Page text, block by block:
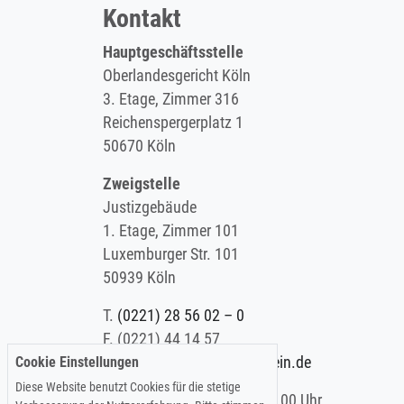
Kontakt
Hauptgeschäftsstelle
Oberlandesgericht Köln
3. Etage, Zimmer 316
Reichenspergerplatz 1
50670 Köln
Zweigstelle
Justizgebäude
1. Etage, Zimmer 101
Luxemburger Str. 101
50939 Köln
T. (0221) 28 56 02 – 0
F.(0221) 44 14 57
E.info@koelner-anwaltverein.de
Montag - Freitag: 9.00 – 15.00 Uhr
Cookie Einstellungen
Diese Website benutzt Cookies für die stetige